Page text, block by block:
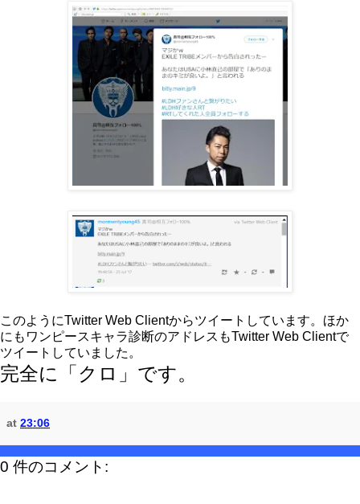
このようにTwitter Web Clientからツイートしています。ほか
にもワンピースキャラ診断のアドレスもTwitter Web Clientで
ツイートしていました。
完全に「クロ」です。
at 23:06
0 件のコメント: